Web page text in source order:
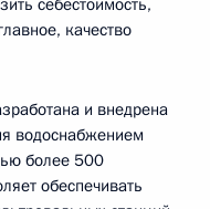
качество
и внедрена
водоснабжением
более 500
обеспечивать